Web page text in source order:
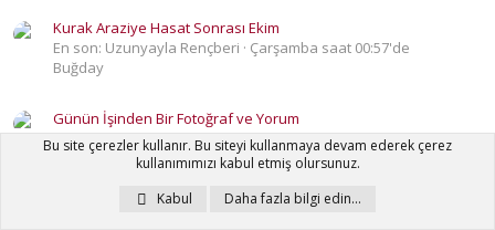
Kurak Araziye Hasat Sonrası Ekim
En son: Uzunyayla Rençberi
Çarşamba saat 00:57'de
Buğday
Günün İşinden Bir Fotoğraf ve Yorum
En son: Yaşar Akgün Salı saat 18:46'de
Günün İşinden Bir Fotoğraf ve Yorum
Sulama kredisi
Bu site çerezler kullanır. Bu siteyi kullanmaya devam ederek çerez
kullanımımızı kabul etmiş olursunuz.
Kabul
Daha fazla bilgi edin…